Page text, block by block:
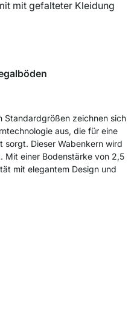
Standardgrößen zeichnen sich
aus, die für eine
sorgt. Dieser Wabenkern wird
Mit einer Bodenstärke von 2,5
mit elegantem Design und